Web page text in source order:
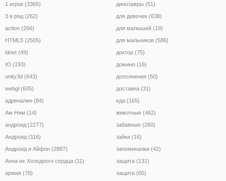
1 игрок (3365)
3 в ряд (262)
action (266)
HTML5 (2505)
idnet (49)
IO (193)
unity3d (643)
webgl (605)
адреналин (84)
Ам Ням (14)
андроид (2277)
Андроид (116)
Андроид и Айфон (2887)
Анна их Холодного сердца (11)
армия (78)
динозавры (51)
для девочек (638)
для малышей (19)
для мальчиков (586)
доктор (75)
домино (16)
дополнения (50)
доставка (31)
еда (165)
животные (462)
забавные (260)
зайки (16)
запоминалки (42)
защита (131)
защита (65)